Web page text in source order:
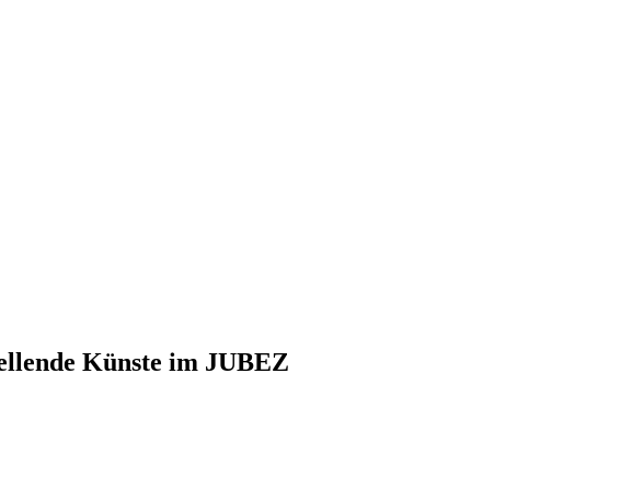
mit Fluchterfahrung und Migrationshintergrund
Künste im JUBEZ